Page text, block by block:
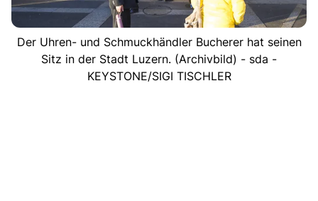
Der Uhren- und Schmuckhändler Bucherer hat seinen
Sitz in der Stadt Luzern. (Archivbild) - sda -
KEYSTONE/SIGI TISCHLER